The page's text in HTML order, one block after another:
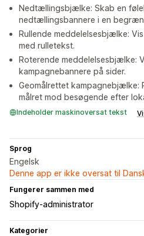
Nedtællingsbjælke: Skab en
nedtællingsbannere i en
Rullende meddelelsesbjælke:
med rulletekst.
Roterende meddelelsesbjælke:
kampagnebannere på sider.
Geomålrettet kampagnebjælke:
målret mod besøgende efter
Indeholder maskinoversat tekst
Sprog
Engelsk
Denne app er ikke oversat til
Fungerer sammen med
Shopify-administrator
Kategorier